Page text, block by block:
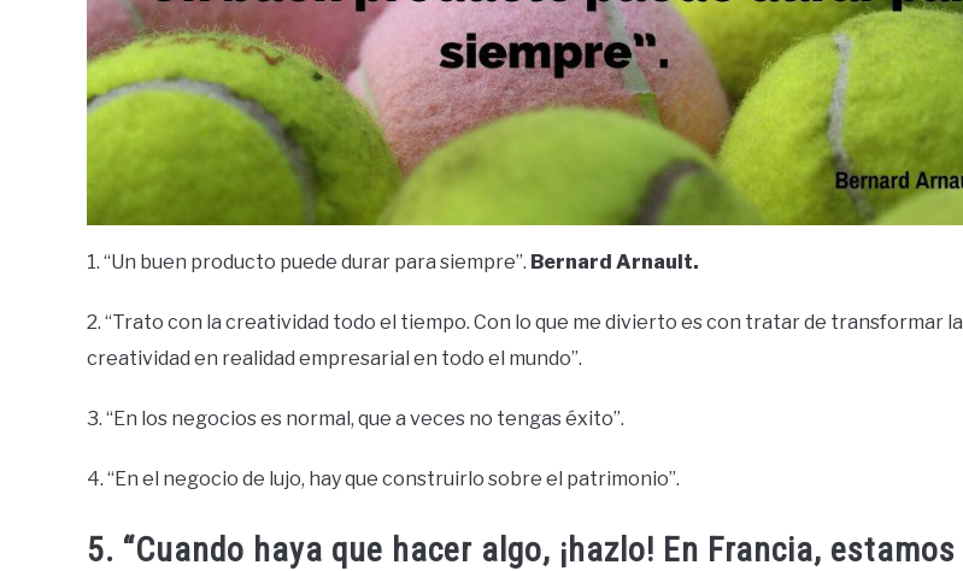
1. “Un buen producto puede durar para siempre”. Bernard Arnault.
2. “Trato con la creatividad todo el tiempo. Con lo que me divierto es con tratar de transformar la
creatividad en realidad empresarial en todo el mundo”.
3. “En los negocios es normal, que a veces no tengas éxito”.
4. “En el negocio de lujo, hay que construirlo sobre el patrimonio”.
5. “Cuando haya que hacer algo, ¡hazlo! En Francia, estamos